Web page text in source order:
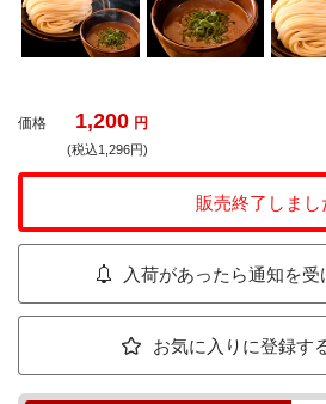
価格 1,200 円
(税込1,296円)
販売終了しまし
入荷があったら通知を受
お気に入りに登録す